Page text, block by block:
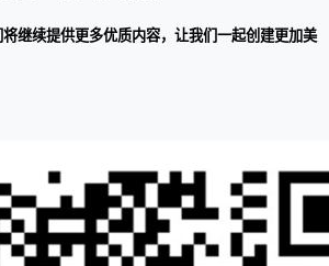
继续提供更多优质内容，让我们一起创建更加美